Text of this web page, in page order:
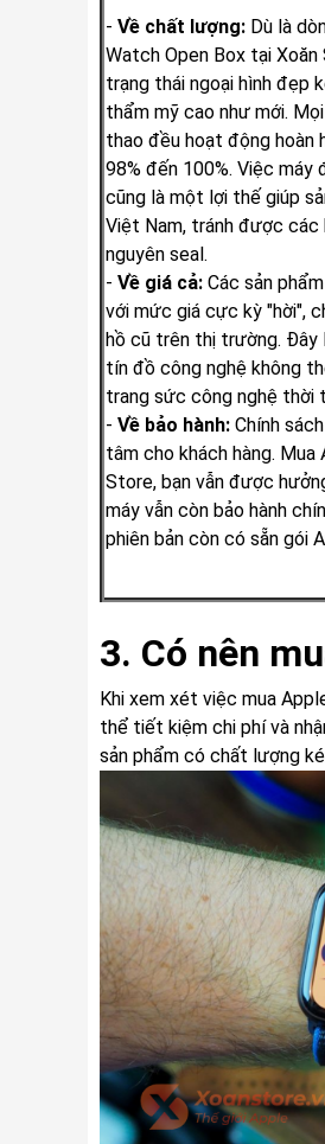
- Về chất lượng: Dù là
Watch Open Box tại
trạng thái ngoại hình đẹp
thẩm mỹ cao như mới.
thao đều hoạt động hoàn
98% đến 100%. Việc
cũng là một lợi thế giúp
Việt Nam, tránh được các
nguyên seal.
- Về giá cả: Các sản
với mức giá cực kỳ "hời",
hồ cũ trên thị trường.
tín đồ công nghệ không
trang sức công nghệ thời
- Về bảo hành: Chính
tâm cho khách hàng.
Store, bạn vẫn được
máy vẫn còn bảo hành
phiên bản còn có sẵn gói
3. Có nên
Khi xem xét việc mua
thể tiết kiệm chi phí và
sản phẩm có chất lượng